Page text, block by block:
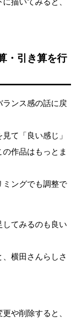
・引き算を行
ランス感の話に戻
て「良い感じ」
作品はもっとま
ミングでも調整で
してみるのも良い
横田さんらしさ
や削除すると、
さん
算を行おう